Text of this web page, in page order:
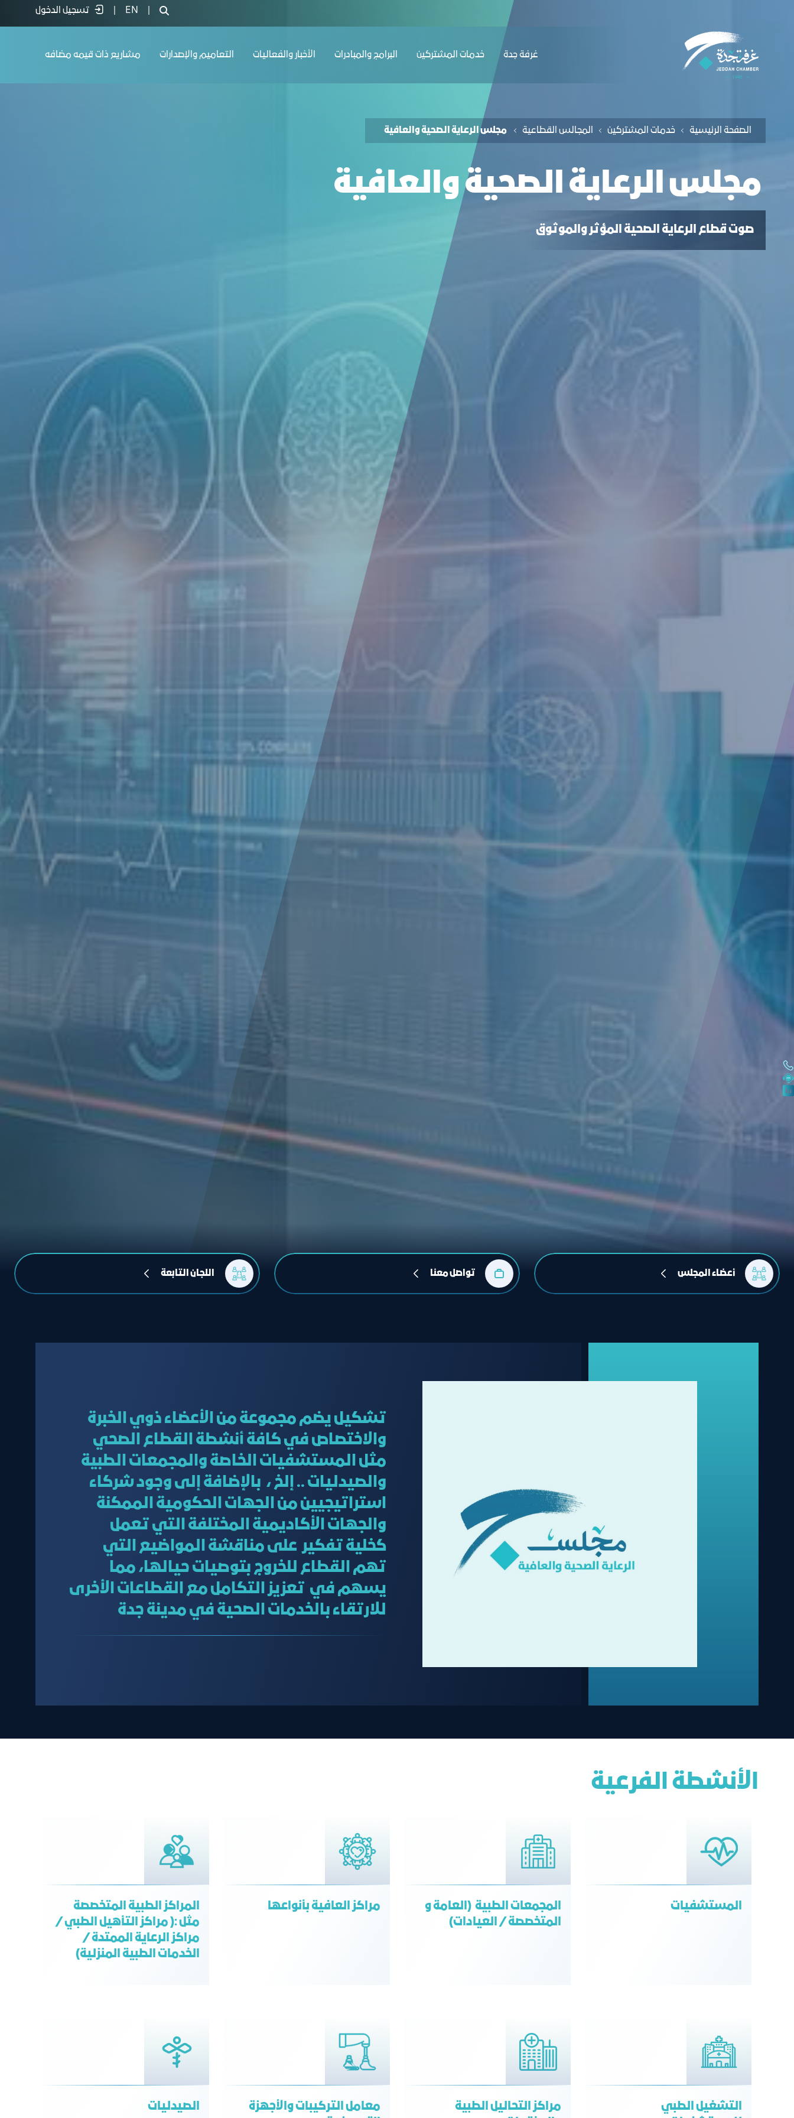
EN تسجيل الدخول
ﻏﺮﻓﺔ ﺟﺪة ﺧﺪﻣﺎت المشتركين البرامج والمبادرات الأخبار والفعاليات التعاميم والإصدارات مشاريع ذات قيمه مضافه
الصفحة الرئيسية ﺧﺪﻣﺎت المشتركين اﻟﻤﺠﺎﻟﺲ اﻟﻘﻄﺎﻋﯿﺔ مجلس الرعاية الصحية والعافية
مجلس الرعاية الصحية والعافية
صوت قطاع الرعاية الصحية المؤثر والموثوق
أعضاء المجلس تواصل معنا اللجان التابعة
تشكيل يضم مجموعة من الأعضاء ذوي الخبرة
والاختصاص في كافة أنشطة القطاع الصحي
مثل المستشفيات الخاصة والمجمعات الطبية
والصيدليات .. إلخ ، بالإضافة إلى وجود شركاء
استراتيجيين من الجهات الحكومية الممكنة
والجهات الأكاديمية المختلفة التي تعمل
كخلية تفكير على مناقشة المواضيع التي
تهم القطاع للخروج بتوصيات حيالها، مما
يسهم في تعزيز التكامل مع القطاعات الأخرى
للارتقاء بالخدمات الصحية في مدينة جدة
الأنشطة الفرعية
المستشفيات
المجمعات الطبية (العامة و
المتخصصة / العيادات)
مراكز العافية بأنواعها
المراكز الطبية المتخصصة
مثل :( مراكز التأهيل الطبي /
مراكز الرعاية الممتدة /
الخدمات الطبية المنزلية)
التشغيل الطبي
مراكز التحاليل الطبية
معامل التركيبات والأجهزة
الصيدليات